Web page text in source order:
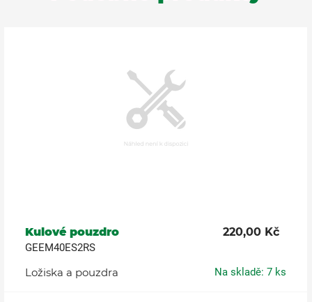
Kulové pouzdro 220,00 Kč
GEEM40ES2RS
Ložiska a pouzdra Na skladě: 7 ks